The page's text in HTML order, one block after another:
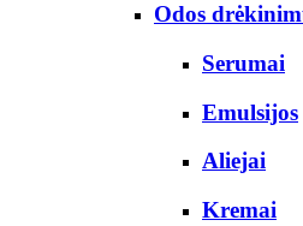
Odos
Serumai
Emulsijos
Aliejai
Kremai